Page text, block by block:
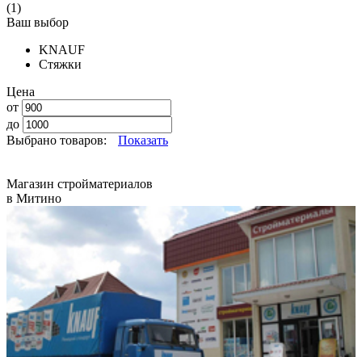
(1)
Ваш выбор
KNAUF
Стяжки
Цена
от
до
Выбрано товаров:
Показать
Магазин стройматериалов
в Митино